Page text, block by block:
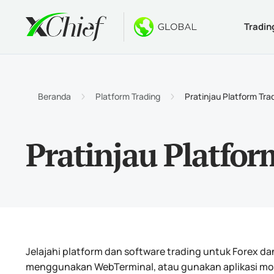
Jenis
Karir
Beranda Platform Trading Pratinjau Platform
Pratinjau
Jelajahi platform dan software trading untuk Forex
menggunakan WebTerminal, atau gunakan aplikasi